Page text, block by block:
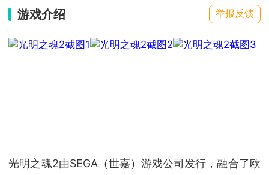
游戏介绍 举报反馈
光明之魂2由SEGA（世嘉）游戏公司发行，融合了欧